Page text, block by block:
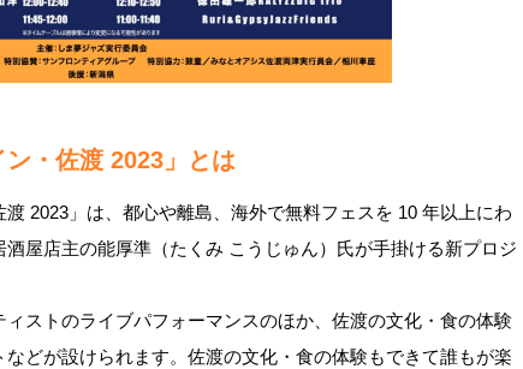
ン・佐渡 2023」とは
渡 2023」は、都心や離島、海外で無料フェスを 10 年以上にわ
屋店主の能厚準（たくみ こうじゅん）氏が手掛ける新プロジ
ストのライブパフォーマンスのほか、佐渡の文化・食の体験
などが設けられます。佐渡の文化・食の体験もできて誰もが楽